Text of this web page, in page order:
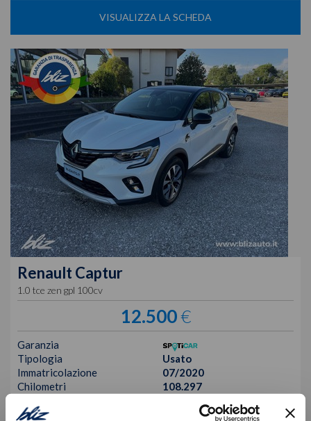
VISUALIZZA LA SCHEDA
Renault Captur
1.0 tce zen gpl 100cv
12.500€
Garanzia
Tipologia
Usato
Immatricolazione
07/2020
Chilometri
108.297
Cambio
Manuale